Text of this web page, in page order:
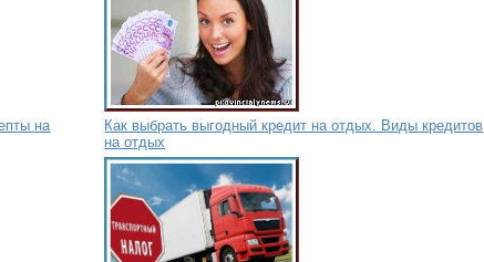
на
Как выбрать выгодный кредит на отдых. Виды кредитов
на отдых